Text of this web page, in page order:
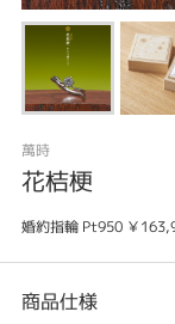
萬時
花桔梗
婚約指輪 Pt950 ￥
商品仕様